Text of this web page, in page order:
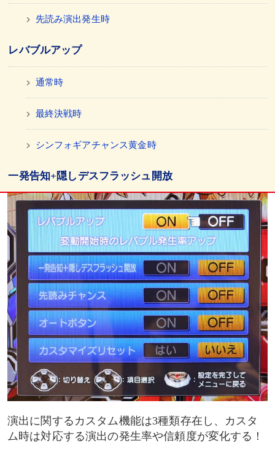
先読み演出発生時
レバブルアップ
通常時
最終決戦時
シンフォギアチャンス黄金時
一発告知+隠しデスフラッシュ開放
演出に関するカスタム機能は3種類存在し、カスタ
ム時は対応する演出の発生率や信頼度が変化する！